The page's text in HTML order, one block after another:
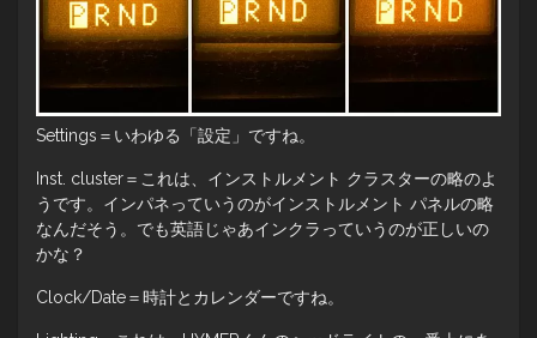
Settings＝いわゆる「設定」ですね。
Inst. cluster＝これは、インストルメント クラスターの略のよ
うです。インパネっていうのがインストルメント パネルの略
なんだそう。でも英語じゃあインクラっていうのが正しいの
かな？
Clock/Date＝時計とカレンダーですね。